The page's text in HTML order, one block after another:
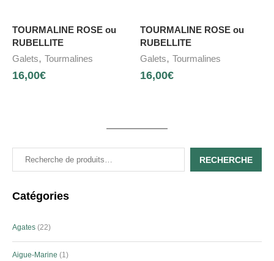
TOURMALINE ROSE ou
RUBELLITE
Galets, Tourmalines
16,00€
TOURMALINE ROSE ou
RUBELLITE
Galets, Tourmalines
16,00€
RECHERCHE
Catégories
Agates 22
Aigue-Marine 1